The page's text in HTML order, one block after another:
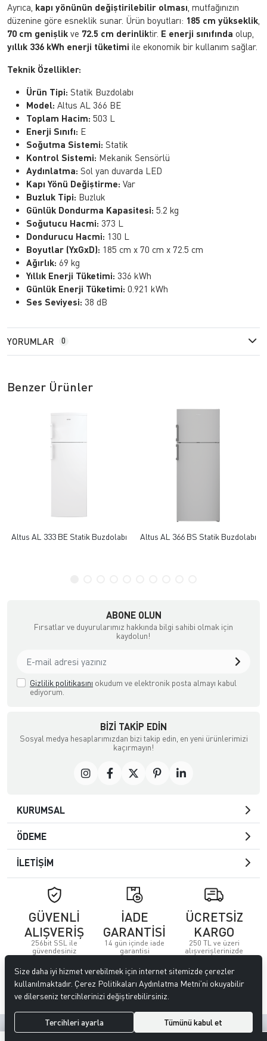
Ayrıca, kapı yönünün değiştirilebilir olması , mutfağınızın
düzenine göre esneklik sunar. Ürün boyutları: 185 cm yükseklik
70 cm genişlik ve 72.5 cm derinliktir. E enerji sınıfında olup,
yıllık 336 kWh enerji tüketimi ile ekonomik bir kullanım sağlar.
Teknik Özellikler:
Ürün Tipi: Statik Buzdolabı
Model: Altus AL 366 BE
Toplam Hacim: 503 L
Enerji Sınıfı: E
Soğutma Sistemi: Statik
Kontrol Sistemi: Mekanik Sensörlü
Aydınlatma: Sol yan duvarda LED
Kapı Yönü Değiştirme: Var
Buzluk Tipi: Buzluk
Günlük Dondurma Kapasitesi: 5.2 kg
Soğutucu Hacmi: 373 L
Dondurucu Hacmi: 130 L
Boyutlar (YxGxD): 185 cm x 70 cm x 72.5 cm
Ağırlık: 69 kg
Yıllık Enerji Tüketimi: 336 kWh
Günlük Enerji Tüketimi: 0.921 kWh
Ses Seviyesi: 38 dB
YORUMLAR 0
Benzer Ürünler
Altus AL 333 BE Statik Buzdolabı Altus AL 366 BS Statik Buzdolabı
ABONE OLUN
Fırsatlar ve duyurularımız hakkında bilgi sahibi olmak için
kaydolun!
Gizlilik politikasını okudum ve elektronik posta almayı kabul
ediyorum.
BIZI TAKIP EDIN
Sosyal medya hesaplarımızdan bizi takip edin, en yeni ürünlerimizi
kaçırmayın!
KURUMSAL
ÖDEME
İLETİŞİM
GÜVENLİ
ALIŞVERİŞ
256bit SSL ile
güvendesiniz
İADE
GARANTİSİ
14 gün içinde iade
garantisi
ÜCRETSİZ
KARGO
250 TL ve üzeri
alışverişlerinizde
© 2023Özkervan AVM. Tüm hakları saklıdır.
Site tasarımı tarafımızdan yapılmıştır.
Size daha iyi hizmet verebilmek için internet sitemizde çerezler
kullanılmaktadır. Çerez Politikaları Aydınlatma Metni’ni okuyabilir
ve dilerseniz tercihlerinizi değiştirebilirsiniz.
Tercihleri ayarla Tümünü kabul et